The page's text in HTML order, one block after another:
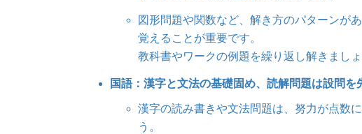
図形問題や関数など、解き方のパターンが
覚えることが重要です。
教科書やワークの例題を繰り返し解きましょ
国語：漢字と文法の基礎固め、読解問題は設問
漢字の読み書きや文法問題は、努力が点数
う。